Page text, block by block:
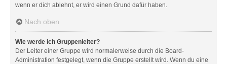
wenn er dich ablehnt, er wird einen Grund dafür haben.
Nach oben
Wie werde ich Gruppenleiter?
Der Leiter einer Gruppe wird normalerweise durch die Board-
Administration festgelegt, wenn die Gruppe erstellt wird. Wenn du eine